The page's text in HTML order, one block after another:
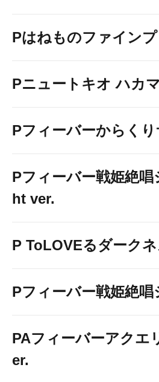
Pはねものファイン
Pニュートキオ ハカ
Pフィーバーからく
Pフィーバー戦姫絶
ht ver.
P ToLOVEるダーク
Pフィーバー戦姫絶
PAフィーバーアクエ
er.